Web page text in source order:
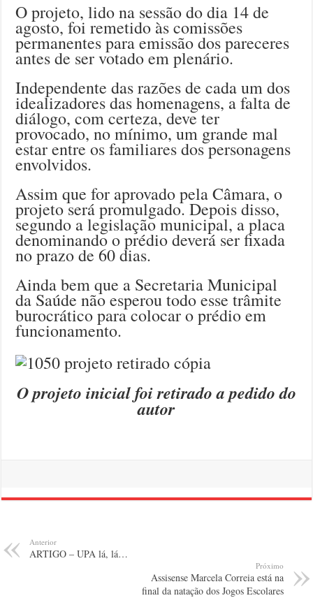
O projeto, lido na sessão do dia 14 de
agosto, foi remetido às comissões
permanentes para emissão dos pareceres
antes de ser votado em plenário.
Independente das razões de cada um dos
idealizadores das homenagens, a falta de
diálogo, com certeza, deve ter
provocado, no mínimo, um grande mal
estar entre os familiares dos personagens
envolvidos.
Assim que for aprovado pela Câmara, o
projeto será promulgado. Depois disso,
segundo a legislação municipal, a placa
denominando o prédio deverá ser fixada
no prazo de 60 dias.
Ainda bem que a Secretaria Municipal
da Saúde não esperou todo esse trâmite
burocrático para colocar o prédio em
funcionamento.
O projeto inicial foi retirado a pedido do
autor
Anterior
ARTIGO – UPA lá, lá…
Próximo
Assisense Marcela Correia está na
final da natação dos Jogos Escolares